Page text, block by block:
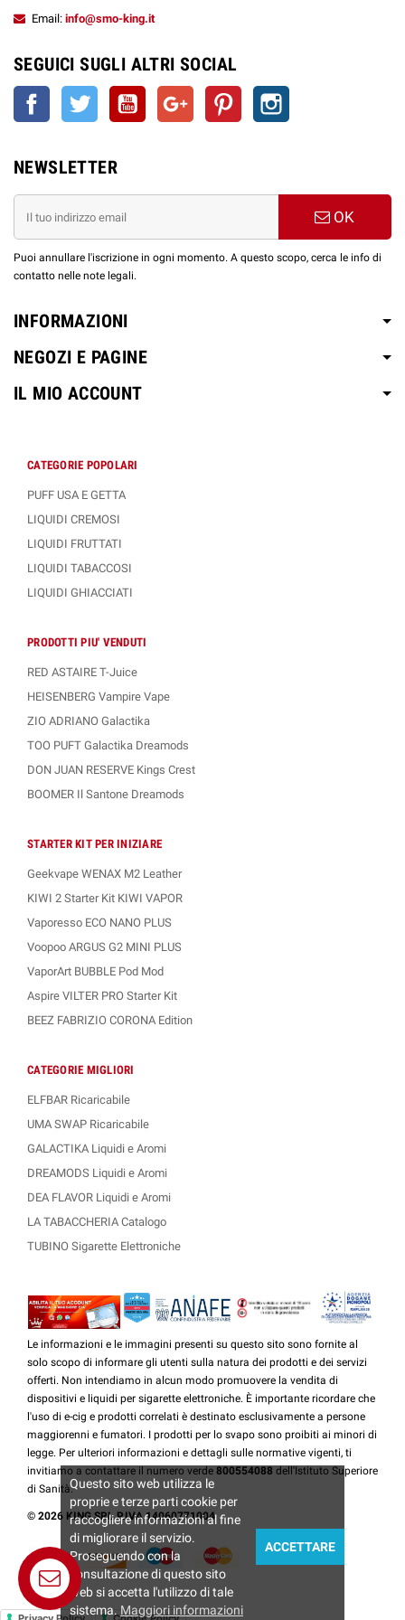
Shot 10ml
mg/ml (50/50)
Aroma Mini
Shot 10ml
1 x Base Neutra 10ml - 18
mg/ml (Full VG)
1 x Base Neutra 10ml - 18
mg/ml (50/50)
mg/ml (50/50)
Shot 10ml
Scopri le altre linee EASY VAPE in formato
MINI SHOT 10+20ml :
Email: info@smo-king.it
SEGUICI SUGLI ALTRI SOCIAL
Facebook Twitter YouTube Google+ Pinterest
NEWSLETTER
OK
Puoi annullare l'iscrizione in ogni momento. A questo scopo, cerca le info di
contatto nelle note legali.
INFORMAZIONI
NEGOZI E PAGINE
IL MIO ACCOUNT
CATEGORIE POPOLARI
PUFF USA E GETTA
LIQUIDI CREMOSI
LIQUIDI FRUTTATI
LIQUIDI TABACCOSI
LIQUIDI GHIACCIATI
PRODOTTI PIU' VENDUTI
RED ASTAIRE T-Juice
HEISENBERG Vampire Vape
ZIO ADRIANO Galactika
TOO PUFT Galactika Dreamods
DON JUAN RESERVE Kings Crest
BOOMER Il Santone Dreamods
STARTER KIT PER INIZIARE
Geekvape WENAX M2 Leather
KIWI 2 Starter Kit KIWI VAPOR
Vaporesso ECO NANO PLUS
Voopoo ARGUS G2 MINI PLUS
VaporArt BUBBLE Pod Mod
Aspire VILTER PRO Starter Kit
BEEZ FABRIZIO CORONA Edition
CATEGORIE MIGLIORI
ELFBAR Ricaricabile
UMA SWAP Ricaricabile
GALACTIKA Liquidi e Aromi
DREAMODS Liquidi e Aromi
DEA FLAVOR Liquidi e Aromi
LA TABACCHERIA Catalogo
TUBINO Sigarette Elettroniche
Le informazioni e le immagini presenti su questo sito sono fornite al
solo scopo di informare gli utenti sulla natura dei prodotti e dei servizi
offerti. Non intendiamo in alcun modo promuovere la vendita di
dispositivi e liquidi per sigarette elettroniche. È importante ricordare che
l'uso di e-cig e prodotti correlati è destinato esclusivamente a persone
maggiorenni e fumatori. I prodotti per lo svapo sono proibiti ai minori di
legge. Per ulteriori informazioni e dettagli sulle normative vigenti, ti
invitiamo a contattare il numero verde 800554088 dell'Istituto Superiore
di Sanità.
© 2026 KING SRL P.IVA 14060771004
Questo sito web utilizza le
proprie e terze parti cookie per
raccogliere informazioni al fine
di migliorare il servizio.
Proseguendo con la
consultazione di questo sito
web si accetta l'utilizzo di tale
sistema. Maggiori informazioni
ACCETTARE